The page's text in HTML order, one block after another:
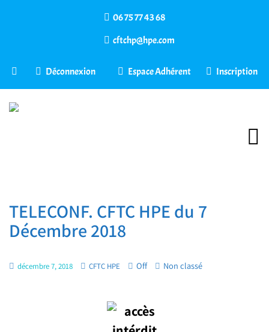
06 75 77 43 68
cftchp@hpe.com
Déconnexion Espace Adhérent Inscription
TELECONF. CFTC HPE du 7
Décembre 2018
décembre 7, 2018 CFTC HPE Off Non classé